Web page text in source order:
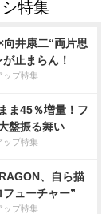
井康二“両片思
止まらん！
ップ特集
ま45％増量！フ
盤振る舞い
ップ特集
、自ら描
フューチャー”
ップ特集